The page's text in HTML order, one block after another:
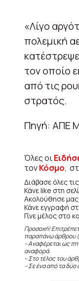
«Λίγο
πολεμική
τον οποίο
από τις
στρατός.
Πηγή: ΑΠΕ
Όλες οι
τονΚόσμο,
Διάβασε όλες
Κάνε like στη
Ακολούθησε
Κάνε εγγραφή
Γίνε μέλος στο
Προσοχή!
παραπάνω άρθρου (
– Αναφέρεται ως
αναφορά.
– Στο τέλος του
– Σε ένα από τα δύο